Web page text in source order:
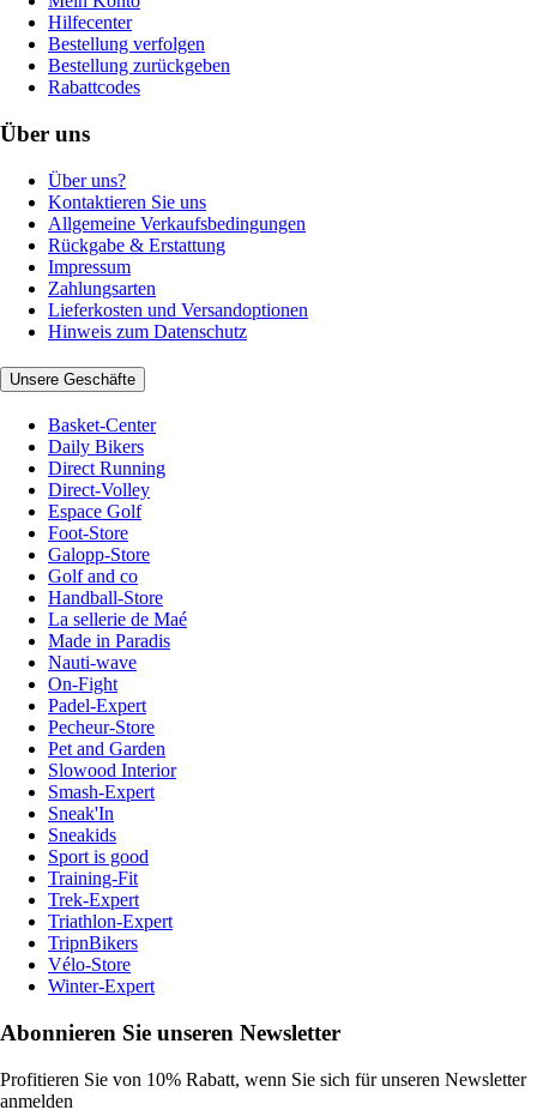
Hilfecenter
Bestellung verfolgen
Bestellung zurückgeben
Rabattcodes
Über uns
Über uns?
Kontaktieren Sie uns
Allgemeine Verkaufsbedingungen
Rückgabe & Erstattung
Impressum
Zahlungsarten
Lieferkosten und Versandoptionen
Hinweis zum Datenschutz
Unsere Geschäfte
Basket-Center
Daily Bikers
Direct Running
Direct-Volley
Espace Golf
Foot-Store
Galopp-Store
Golf and co
Handball-Store
La sellerie de Maé
Made in Paradis
Nauti-wave
On-Fight
Padel-Expert
Pecheur-Store
Pet and Garden
Slowood Interior
Smash-Expert
Sneak'In
Sneakids
Sport is good
Training-Fit
Trek-Expert
Triathlon-Expert
TripnBikers
Vélo-Store
Winter-Expert
Abonnieren Sie unseren Newsletter
Profitieren Sie von 10% Rabatt, wenn Sie sich für unseren Newsletter
anmelden